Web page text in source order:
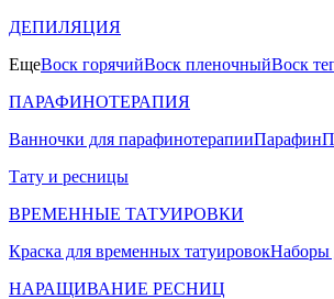
ДЕПИЛЯЦИЯ
ЕщеВоск горячийВоск пленочныйВоск
ПАРАФИНОТЕРАПИЯ
Ванночки для парафинотерапииПарафин
Тату и ресницы
ВРЕМЕННЫЕ ТАТУИРОВКИ
Краска для временных татуировокНаборы
НАРАЩИВАНИЕ РЕСНИЦ